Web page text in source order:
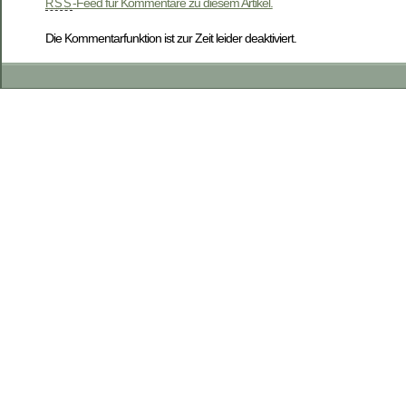
RSS
Die Kommentarfunktion ist zur Zeit leider deaktiviert.